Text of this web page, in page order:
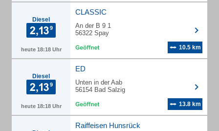
Diesel
heute 18:18 Uhr
CLASSIC
An der B 9 1
56322 Spay
10.5 km
Diesel
heute 18:18 Uhr
ED
Unten in der Aab
56154 Bad Salzig
13.8 km
Raiffeisen Hunsrück